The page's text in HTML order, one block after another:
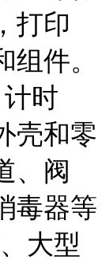
打印
件。
时
壳和零
、阀
毒器等
大型